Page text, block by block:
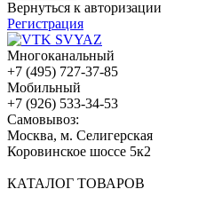
Вернуться к авторизации
Регистрация
Многоканальный
+7 (495) 727-37-85
Мобильный
+7 (926) 533-34-53
Cамовывоз:
Москва, м. Селигерская
Коровинское шоссе 5к2
КАТАЛОГ ТОВАРОВ